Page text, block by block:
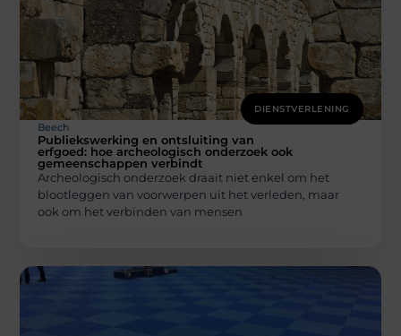
DIENSTVERLENING
Beech
Publiekswerking en ontsluiting van
erfgoed: hoe archeologisch onderzoek ook
gemeenschappen verbindt
Archeologisch onderzoek draait niet enkel om het
blootleggen van voorwerpen uit het verleden, maar
ook om het verbinden van mensen